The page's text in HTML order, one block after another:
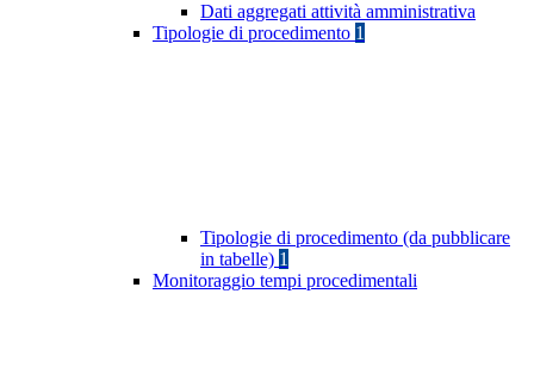
Dati aggregati attività amministrativa
Tipologie di procedimento 1
Tipologie di procedimento (da pubblicare
in tabelle) 1
Monitoraggio tempi procedimentali